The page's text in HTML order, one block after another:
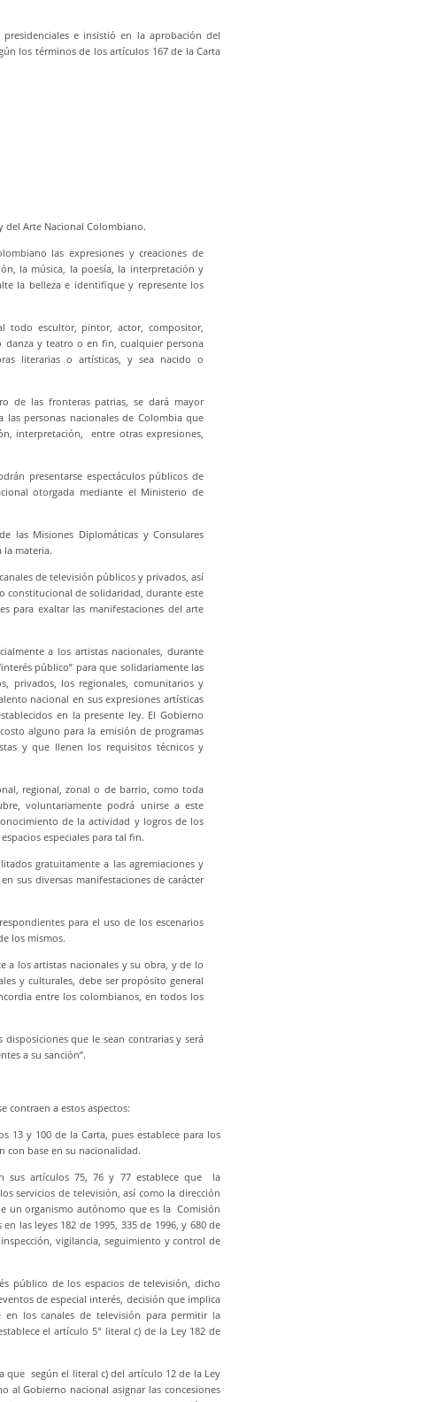
e insistió en la aprobación del
los términos de los artículos 167 de la Carta
del Arte Nacional Colombiano.
las expresiones y creaciones de
la música, la poesía, la interpretación y
la belleza e identifique y represente los
todo escultor, pintor, actor, compositor,
danza y teatro o en fin, cualquier persona
literarias o artísticas, y sea nacido o
de las fronteras patrias, se dará mayor
las personas nacionales de Colombia que
interpretación, entre otras expresiones,
presentarse espectáculos públicos de
otorgada mediante el Ministerio de
las Misiones Diplomáticas y Consulares
la materia.
de televisión públicos y privados, así
constitucional de solidaridad, durante este
para exaltar las manifestaciones del arte
a los artistas nacionales, durante
público” para que solidariamente las
privados, los regionales, comunitarios y
nacional en sus expresiones artísticas
en la presente ley. El Gobierno
alguno para la emisión de programas
y que llenen los requisitos técnicos y
regional, zonal o de barrio, como toda
voluntariamente podrá unirse a este
de la actividad y logros de los
especiales para tal fin.
gratuitamente a las agremiaciones y
sus diversas manifestaciones de carácter
para el uso de los escenarios
los mismos.
a los artistas nacionales y su obra, y de lo
y culturales, debe ser propósito general
entre los colombianos, en todos los
que le sean contrarias y será
a su sanción”.
contraen a estos aspectos:
13 y 100 de la Carta, pues establece para los
con base en su nacionalidad.
sus artículos 75, 76 y 77 establece que la
servicios de televisión, así como la dirección
un organismo autónomo que es la Comisión
las leyes 182 de 1995, 335 de 1996, y 680 de
vigilancia, seguimiento y control de
público de los espacios de televisión, dicho
de especial interés, decisión que implica
los canales de televisión para permitir la
el artículo 5° literal c) de la Ley 182 de
que según el literal c) del artículo 12 de la Ley
al Gobierno nacional asignar las concesiones